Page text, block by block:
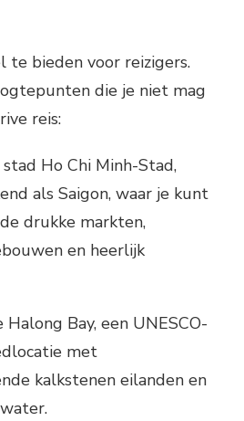
te bieden voor reizigers.
die je niet mag
reis:
Ho Chi Minh-Stad,
als Saigon, waar je kunt
drukke markten,
en heerlijk
Bay, een UNESCO-
met
kalkstenen eilanden en